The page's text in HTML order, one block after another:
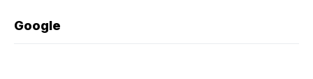
Google